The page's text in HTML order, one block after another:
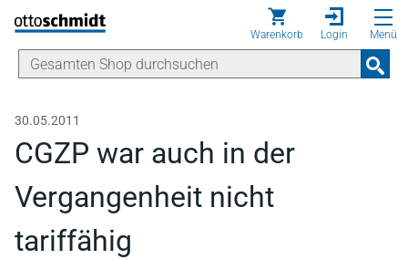
Direkt zum Inhalt
Warenkorb Login Menü
30.05.2011
CGZP war auch in der
Vergangenheit nicht
tariffähig